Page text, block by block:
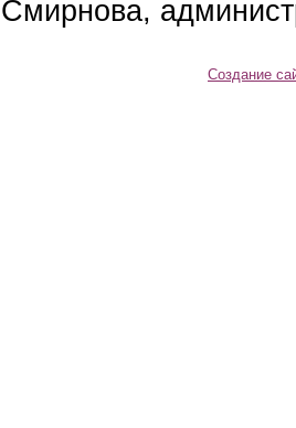
Смирнова,
Создание